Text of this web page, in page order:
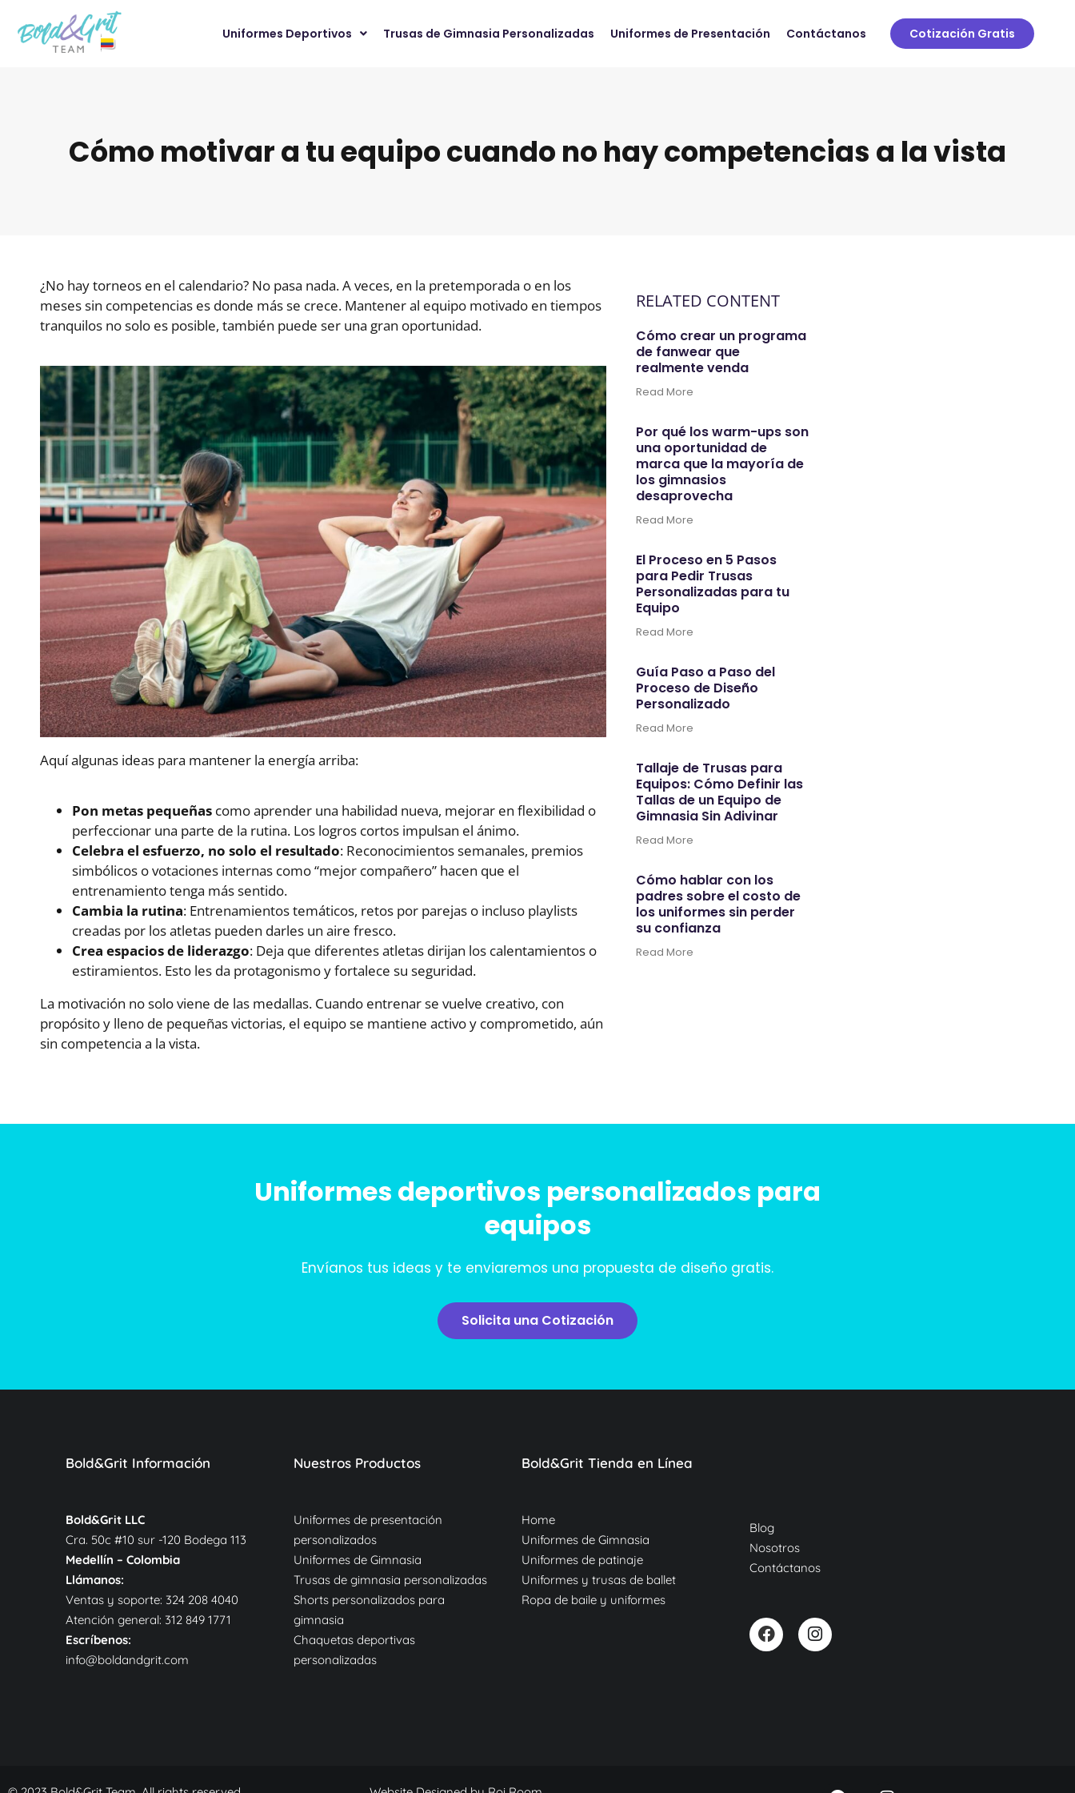
Uniformes Deportivos Trusas de Gimnasia Personalizadas Uniformes de Presentación Contáctanos Cotización Gratis
Cómo motivar a tu equipo cuando no hay competencias a la vista
¿No hay torneos en el calendario? No pasa nada. A veces, en la pretemporada o en los
meses sin competencias es donde más se crece. Mantener al equipo motivado en tiempos
tranquilos no solo es posible, también puede ser una gran oportunidad.
Aquí algunas ideas para mantener la energía arriba:
Pon metas pequeñas como aprender una habilidad nueva, mejorar en flexibilidad o
perfeccionar una parte de la rutina. Los logros cortos impulsan el ánimo.
Celebra el esfuerzo, no solo el resultado: Reconocimientos semanales, premios
simbólicos o votaciones internas como “mejor compañero” hacen que el
entrenamiento tenga más sentido.
Cambia la rutina: Entrenamientos temáticos, retos por parejas o incluso playlists
creadas por los atletas pueden darles un aire fresco.
Crea espacios de liderazgo: Deja que diferentes atletas dirijan los calentamientos o
estiramientos. Esto les da protagonismo y fortalece su seguridad.
La motivación no solo viene de las medallas. Cuando entrenar se vuelve creativo, con
propósito y lleno de pequeñas victorias, el equipo se mantiene activo y comprometido, aún
sin competencia a la vista.
RELATED CONTENT
Cómo crear un programa
de fanwear que
realmente venda
Read More
Por qué los warm-ups son
una oportunidad de
marca que la mayoría de
los gimnasios
desaprovecha
Read More
El Proceso en 5 Pasos
para Pedir Trusas
Personalizadas para tu
Equipo
Read More
Guía Paso a Paso del
Proceso de Diseño
Personalizado
Read More
Tallaje de Trusas para
Equipos: Cómo Definir las
Tallas de un Equipo de
Gimnasia Sin Adivinar
Read More
Cómo hablar con los
padres sobre el costo de
los uniformes sin perder
su confianza
Read More
Uniformes deportivos personalizados para
equipos
Envíanos tus ideas y te enviaremos una propuesta de diseño gratis.
Solicita una Cotización
Bold&Grit Información
Bold&Grit LLC
Cra. 50c #10 sur -120 Bodega 113
Medellín – Colombia
Llámanos:
Ventas y soporte: 324 208 4040
Atención general: 312 849 1771
Escríbenos:
info@boldandgrit.com
Nuestros Productos
Uniformes de presentación
personalizados
Uniformes de Gimnasia
Trusas de gimnasia personalizadas
Shorts personalizados para
gimnasia
Chaquetas deportivas
personalizadas
Bold&Grit Tienda en Línea
Home
Uniformes de Gimnasia
Uniformes de patinaje
Uniformes y trusas de ballet
Ropa de baile y uniformes
Blog
Nosotros
Contáctanos